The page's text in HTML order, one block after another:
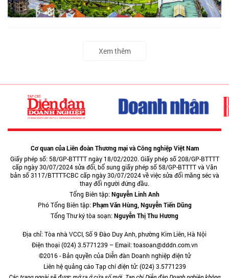
Xem thêm
Cơ quan của Liên đoàn Thương mại và Công nghiệp Việt Nam
Giấy phép số: 58/GP-BTTTT ngày 18/02/2020. Giấy phép số 208/GP-BTTTT
cấp ngày 30/07/2024 sửa đổi, bổ sung giấy phép số 58/GP-BTTTT và Văn
bản số 3117/BTTTT-CBC cấp ngày 30/07/2024 về việc sửa đổi măng séc và
thay đổi người đứng đầu.
Tổng Biên tập:Nguyễn Linh Anh
Phó Tổng Biên tập:Phạm Văn Hùng, Nguyễn Tiến Dũng
Tổng Thư ký tòa soạn:Nguyễn Thị Thu Hương
Địa chỉ: Tòa nhà VCCI, Số 9 Đào Duy Anh, phường Kim Liên, Hà Nội
Điện thoại (024) 3.5771239 – Email: toasoan@dddn.com.vn
©2016 - Bản quyền của Diễn đàn Doanh nghiệp điện tử
Liên hệ quảng cáo Tạp chí điện tử: (024) 3.5771239